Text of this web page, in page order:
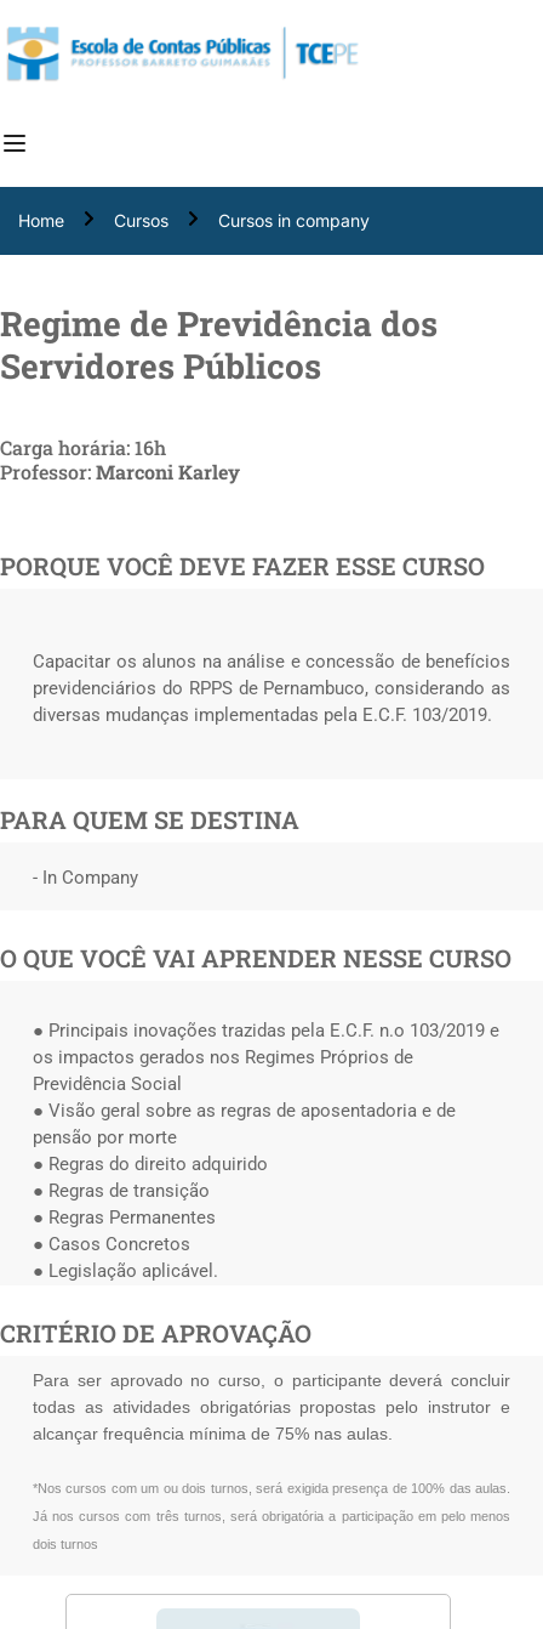
Home Cursos Cursos in company
Regime de Previdência dos
Servidores Públicos
Carga horária: 16h
Professor:Marconi Karley
PORQUE VOCÊ DEVE FAZER ESSE CURSO
Capacitar os alunos na análise e concessão de benefícios
previdenciários do RPPS de Pernambuco, considerando as
diversas mudanças implementadas pela E.C.F. 103/2019.
PARA QUEM SE DESTINA
- In Company
O QUE VOCÊ VAI APRENDER NESSE CURSO
● Principais inovações trazidas pela E.C.F. n.o 103/2019 e
os impactos gerados nos Regimes Próprios de
Previdência Social
● Visão geral sobre as regras de aposentadoria e de
pensão por morte
● Regras do direito adquirido
● Regras de transição
● Regras Permanentes
● Casos Concretos
● Legislação aplicável.
CRITÉRIO DE APROVAÇÃO
Para ser aprovado no curso, o participante deverá concluir
todas as atividades obrigatórias propostas pelo instrutor e
alcançar frequência mínima de 75% nas aulas.
*Nos cursos com um ou dois turnos, será exigida presença de 100% das aulas.
Já nos cursos com três turnos, será obrigatória a participação em pelo menos
dois turnos